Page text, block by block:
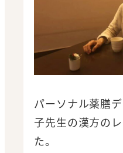
パーソナル薬膳
子先生の漢方の
た。